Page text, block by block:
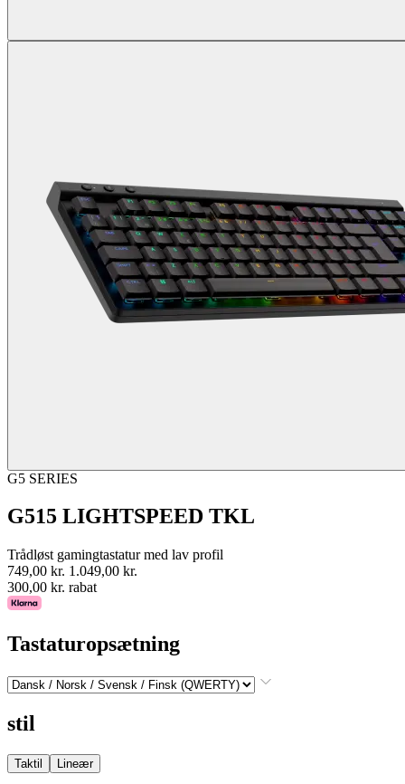
G5 SERIES
G515 LIGHTSPEED TKL
Trådløst gamingtastatur med lav profil
749,00 kr. 1.049,00 kr.
300,00 kr. rabat
Tastaturopsætning
stil
Taktil Lineær